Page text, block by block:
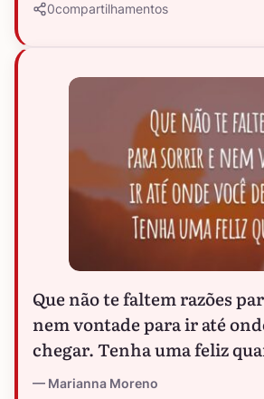
0compartilhamentos
Que não te faltem razões
nem vontade para ir até
chegar. Tenha uma feliz
Marianna Moreno